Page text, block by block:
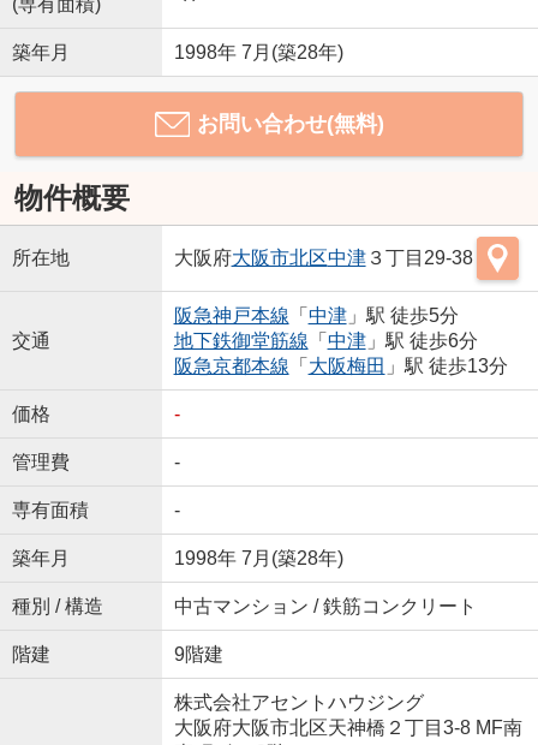
築年月 1998年 7月(築28年)
お問い合わせ(無料)
物件概要
所在地 大阪府大阪市北区中津３丁目29-38
交通
阪急神戸本線 「 中津」駅 徒歩5分
地下鉄御堂筋線 「 中津」駅 徒歩6分
阪急京都本線 「 大阪梅田 」駅 徒歩13分
価格 -
管理費 -
専有面積 -
築年月 1998年 7月(築28年)
種別 / 構造 中古マンション / 鉄筋コンクリート
階建 9階建
株式会社アセントハウジング
大阪府大阪市北区天神橋２丁目3-8 MF南